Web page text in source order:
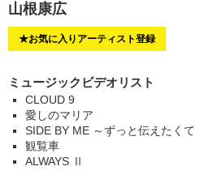
山根康広
★お気に入りアーティスト登録
ミュージックビデオリスト
CLOUD 9
愛しのマリア
SIDE BY ME ～ずっと伝えたくて
観覧車
ALWAYS Ⅱ